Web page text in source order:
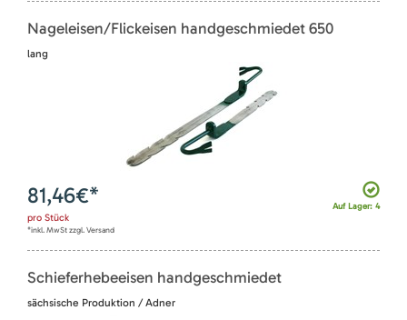
Nageleisen/Flickeisen handgeschmiedet 650
lang
Auf Lager: 4
81,46€*
pro Stück
*inkl. MwSt zzgl. Versand
Schieferhebeeisen handgeschmiedet
sächsische Produktion / Adner